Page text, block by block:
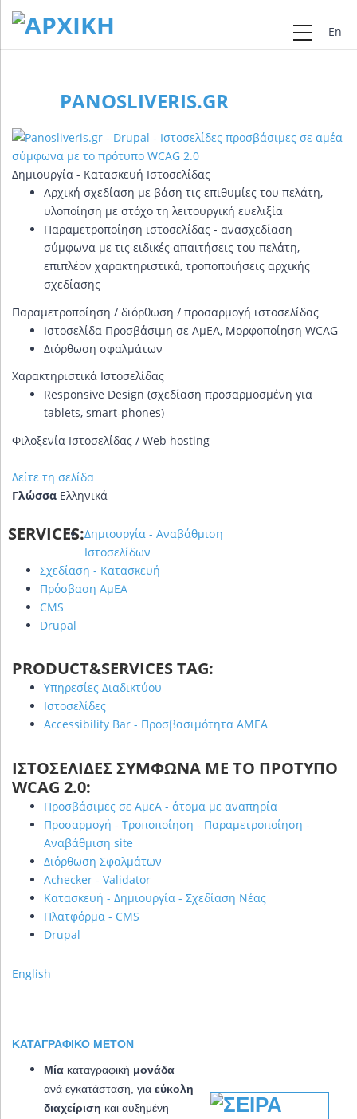
PANOSLIVERIS.GR
Δημιουργία - Κατασκευή Ιστοσελίδας
Αρχική σχεδίαση με βάση τις επιθυμίες του πελάτη,
υλοποίηση με στόχο τη λειτουργική ευελιξία
Παραμετροποίηση ιστοσελίδας - ανασχεδίαση
σύμφωνα με τις ειδικές απαιτήσεις του πελάτη,
επιπλέον χαρακτηριστικά, τροποποιήσεις αρχικής
σχεδίασης
Παραμετροποίηση / διόρθωση / προσαρμογή ιστοσελίδας
Ιστοσελίδα Προσβάσιμη σε ΑμΕΑ, Μορφοποίηση WCAG
Διόρθωση σφαλμάτων
Χαρακτηριστικά Ιστοσελίδας
Responsive Design (σχεδίαση προσαρμοσμένη για
tablets, smart-phones)
Φιλοξενία Ιστοσελίδας / Web hosting
Δείτε τη σελίδα
Γλώσσα Ελληνικά
SERVICES:Δημιουργία - Αναβάθμιση
Ιστοσελίδων
Σχεδίαση - Κατασκευή
Πρόσβαση ΑμΕΑ
CMS
Drupal
PRODUCT&SERVICES TAG:
Υπηρεσίες Διαδικτύου
Ιστοσελίδες
Accessibility Bar - Προσβασιμότητα ΑΜΕΑ
ΙΣΤΟΣΕΛΊΔΕΣ ΣΎΜΦΩΝΑ ΜΕ ΤΟ ΠΡΌΤΥΠΟ
WCAG 2.0:
Προσβάσιμες σε ΑμεΑ - άτομα με αναπηρία
Προσαρμογή - Τροποποίηση - Παραμετροποίηση -
Αναβάθμιση site
Διόρθωση Σφαλμάτων
Achecker - Validator
Κατασκευή - Δημιουργία - Σχεδίαση Νέας
Πλατφόρμα - CMS
Drupal
English
ΚΑΤΑΓΡΑΦΙΚΌ METON
Μία καταγραφική μονάδα
ανά εγκατάσταση, για εύκολη
διαχείριση και αυξημένη